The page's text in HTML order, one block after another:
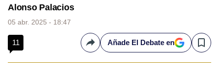
Alonso Palacios
05 abr. 2025 - 18:47
11 CompartirAñade El Debate en Save